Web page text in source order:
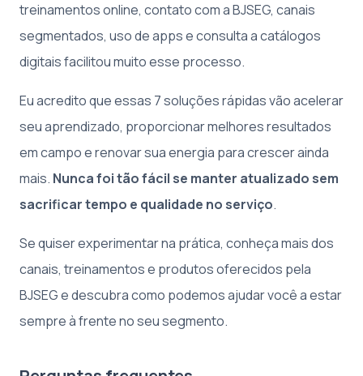
treinamentos online, contato com a BJSEG, canais
segmentados, uso de apps e consulta a catálogos
digitais facilitou muito esse processo.
Eu acredito que essas 7 soluções rápidas vão acelerar
seu aprendizado, proporcionar melhores resultados
em campo e renovar sua energia para crescer ainda
mais. Nunca foi tão fácil se manter atualizado sem
sacrificar tempo e qualidade no serviço.
Se quiser experimentar na prática, conheça mais dos
canais, treinamentos e produtos oferecidos pela
BJSEG e descubra como podemos ajudar você a estar
sempre à frente no seu segmento.